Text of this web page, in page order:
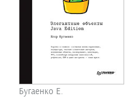
Бугаенко Е.